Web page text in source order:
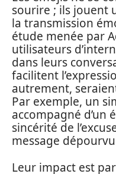
sourire ; ils jouent
la transmission
étude menée par
utilisateurs
dans leurs
facilitent
autrement,
Par exemple, un
accompagné d’un
sincérité de
message
Leur impact est